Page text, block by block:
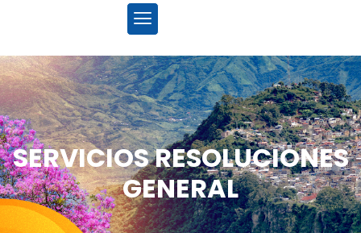
SERVICIOS RESOLUCIONES
GENERAL